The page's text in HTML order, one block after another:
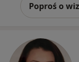
Poproś o